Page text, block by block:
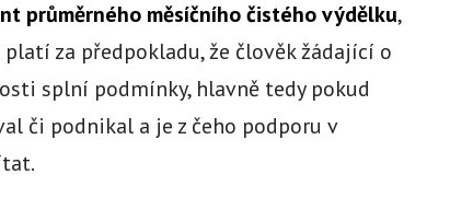
průměrného měsíčního čistého výdělku,
platí za předpokladu, že člověk žádající o
splní podmínky, hlavně tedy pokud
či podnikal a je z čeho podporu v